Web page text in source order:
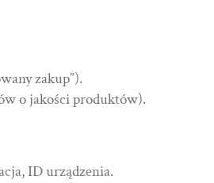
zakup”).
o jakości produktów).
ID urządzenia.